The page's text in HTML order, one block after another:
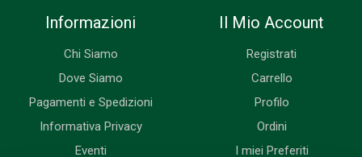
Informazioni
Chi Siamo
Dove Siamo
Pagamenti e Spedizioni
Informativa Privacy
Eventi
Il Mio Account
Registrati
Carrello
Profilo
Ordini
I miei Preferiti